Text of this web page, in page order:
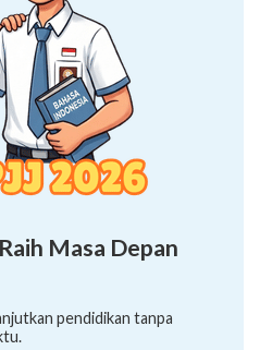
Masa Depan
pendidikan tanpa